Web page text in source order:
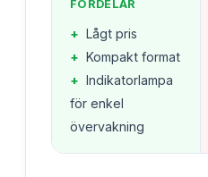
FÖRDELAR
+ Lågt pris
+ Kompakt format
+ Indikatorlampa
för enkel
övervakning